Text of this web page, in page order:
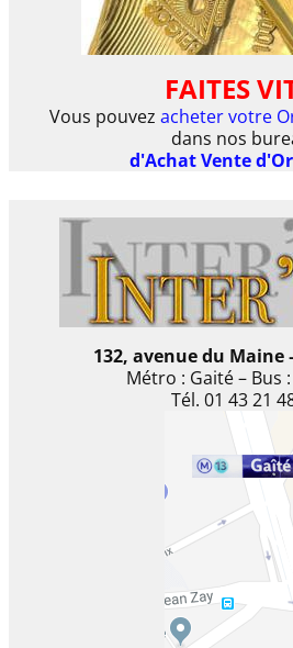
FAITES
Vous pouvez acheter votre
dans nos
d'Achat Vente
132, avenue du Maine
Métro : Gaité – Bus
Tél. 01 43 21